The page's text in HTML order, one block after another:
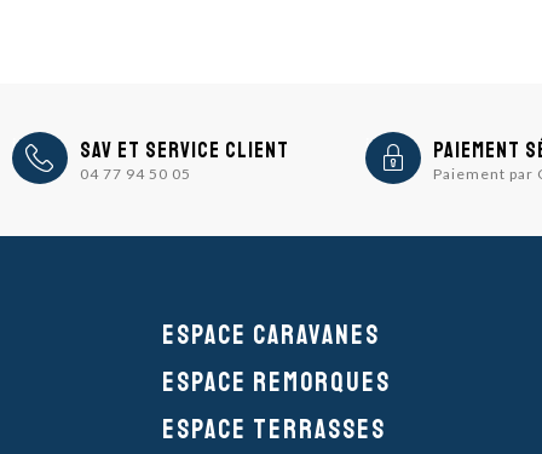
icon SAV et Service Client
04 77 94 50 05
icon Paiement
Paiement par
Espace caravanes
Espace remorques
Espace Terrasses